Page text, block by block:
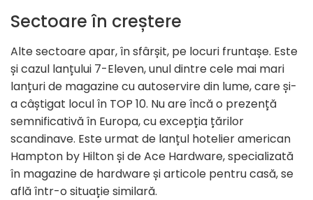
Sectoare în creștere
Alte sectoare apar, în sfârșit, pe locuri fruntașe. Este
și cazul lanțului 7-Eleven, unul dintre cele mai mari
lanțuri de magazine cu autoservire din lume, care și-
a câștigat locul în TOP 10. Nu are încă o prezență
semnificativă în Europa, cu excepția țărilor
scandinave. Este urmat de lanțul hotelier american
Hampton by Hilton și de Ace Hardware, specializată
în magazine de hardware și articole pentru casă, se
află într-o situație similară.